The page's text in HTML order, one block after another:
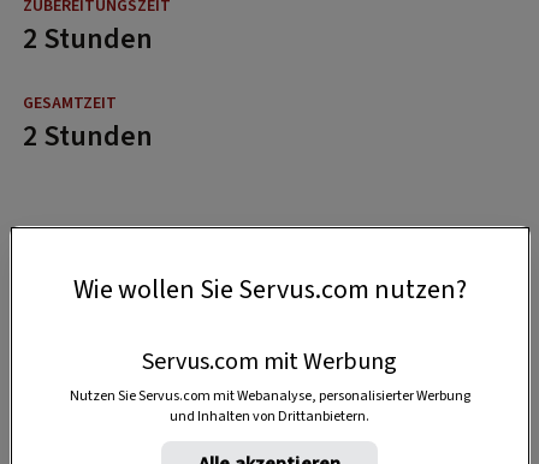
2 Stunden
2 Stunden
Wie wollen Sie Servus.com nutzen?
Servus.com mit Werbung
Nutzen Sie Servus.com mit Webanalyse, personalisierter Werbung
und Inhalten von Drittanbietern.